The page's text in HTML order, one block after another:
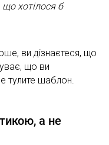
хотілося б
ви дізнаєтеся, що
що ви
тулите шаблон.
а не